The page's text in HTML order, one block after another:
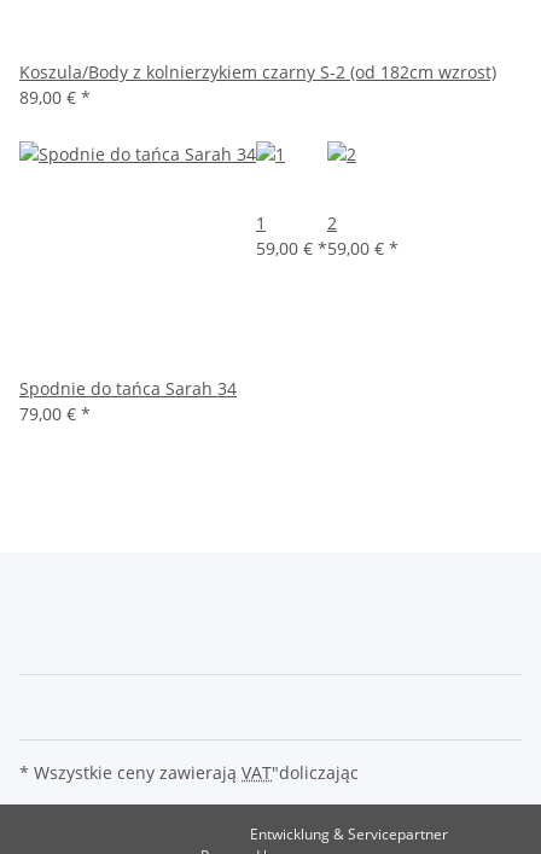
Koszula/Body z kolnierzykiem czarny S-2 (od 182cm wzrost)
89,00 € *
Spodnie do tańca Sarah 34
79,00 € *
1
59,00 € *
2
59,00 € *
* Wszystkie ceny zawierają VAT"doliczając
Entwicklung & Servicepartner